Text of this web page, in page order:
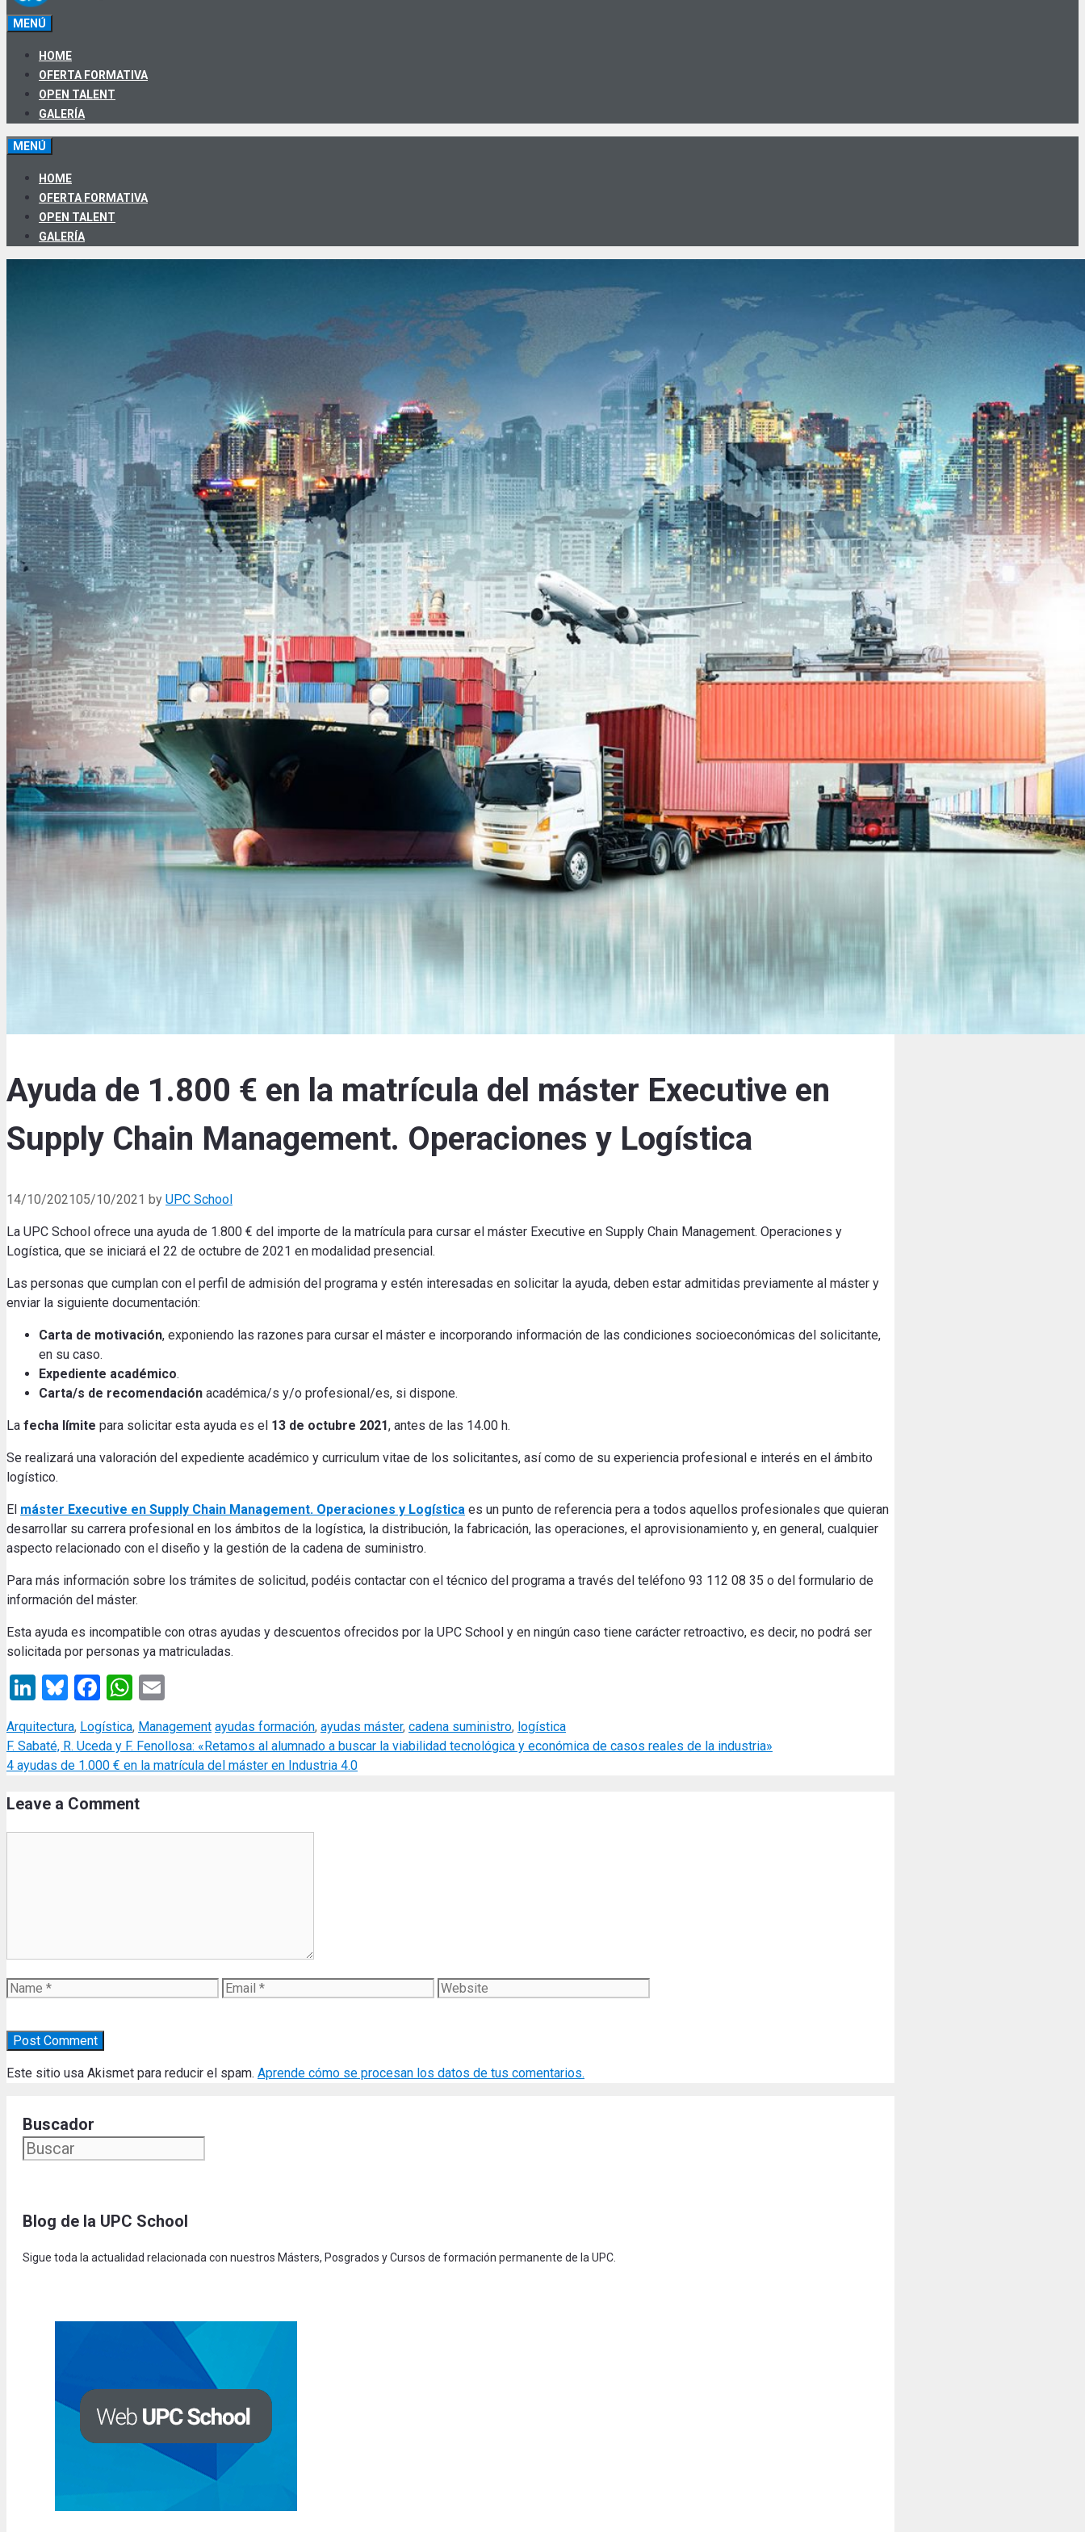
MENÚ
HOME
OFERTA FORMATIVA
OPEN TALENT
GALERÍA
MENÚ
HOME
OFERTA FORMATIVA
OPEN TALENT
GALERÍA
Ayuda de 1.800 € en la matrícula del máster Executive en
Supply Chain Management. Operaciones y Logística
14/10/202105/10/2021 by UPC School
La UPC School ofrece una ayuda de 1.800 € del importe de la matrícula para cursar el máster Executive en Supply Chain Management. Operaciones y
Logística, que se iniciará el 22 de octubre de 2021 en modalidad presencial.
Las personas que cumplan con el perfil de admisión del programa y estén interesadas en solicitar la ayuda, deben estar admitidas previamente al máster y
enviar la siguiente documentación:
Carta de motivación, exponiendo las razones para cursar el máster e incorporando información de las condiciones socioeconómicas del solicitante,
en su caso.
Expediente académico.
Carta/s de recomendación académica/s y/o profesional/es, si dispone.
La fecha límite para solicitar esta ayuda es el 13 de octubre 2021, antes de las 14.00 h.
Se realizará una valoración del expediente académico y curriculum vitae de los solicitantes, así como de su experiencia profesional e interés en el ámbito
logístico.
El máster Executive en Supply Chain Management. Operaciones y Logística es un punto de referencia pera a todos aquellos profesionales que quieran
desarrollar su carrera profesional en los ámbitos de la logística, la distribución, la fabricación, las operaciones, el aprovisionamiento y, en general, cualquier
aspecto relacionado con el diseño y la gestión de la cadena de suministro.
Para más información sobre los trámites de solicitud, podéis contactar con el técnico del programa a través del teléfono 93 112 08 35 o del formulario de
información del máster.
Esta ayuda es incompatible con otras ayudas y descuentos ofrecidos por la UPC School y en ningún caso tiene carácter retroactivo, es decir, no podrá ser
solicitada por personas ya matriculadas.
LinkedIn
Bluesky
Facebook
WhatsApp
Categories
Arquitectura, Logística, Management Tags
ayudas formación, ayudas máster, cadena suministro, logística
F. Sabaté, R. Uceda y F. Fenollosa: «Retamos al alumnado a buscar la viabilidad tecnológica y económica de casos reales de la industria»
4 ayudas de 1.000 € en la matrícula del máster en Industria 4.0
Leave a Comment
Name Email Website
Este sitio usa Akismet para reducir el spam. Aprende cómo se procesan los datos de tus comentarios.
Buscador
Blog de la UPC School
Sigue toda la actualidad relacionada con nuestros Másters, Posgrados y Cursos de formación permanente de la UPC.